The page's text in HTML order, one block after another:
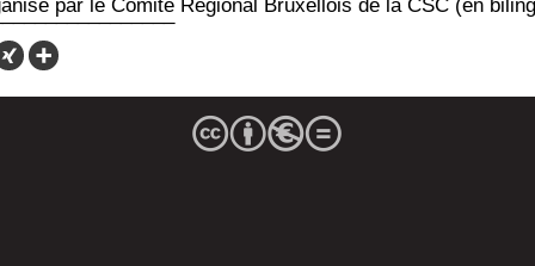
par le Comi­té Régio­nal Bruxel­lois de la CSC (en